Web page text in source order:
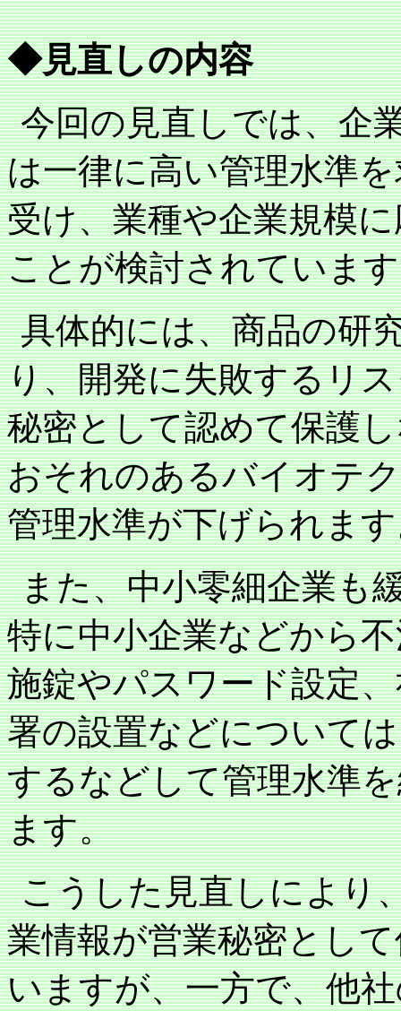
◆見直しの内容
今回の見直しでは、企
は一律に高い管理水準
受け、業種や企業規模
ことが検討されていま
具体的には、商品の研
り、開発に失敗するリ
秘密として認めて保護
おそれのあるバイオテ
管理水準が下げられま
また、中小零細企業も
特に中小企業などから
施錠やパスワード設定
署の設置などについて
するなどして管理水準
ます。
こうした見直しにより
業情報が営業秘密とし
いますが、一方で、他